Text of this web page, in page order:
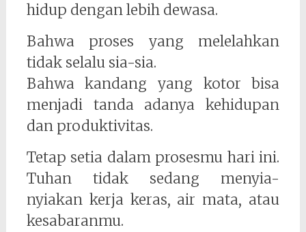
hidup dengan lebih dewasa.
Bahwa proses yang melelahkan
tidak selalu sia-sia.
Bahwa kandang yang kotor bisa
menjadi tanda adanya kehidupan
dan produktivitas.
Tetap setia dalam prosesmu hari ini.
Tuhan tidak sedang menyia-
nyiakan kerja keras, air mata, atau
kesabaranmu.